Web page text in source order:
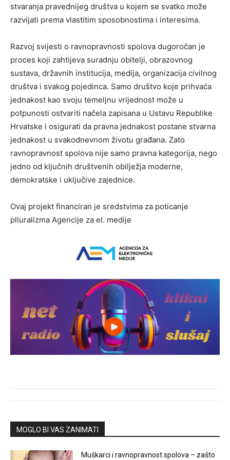
stvaranja pravednijeg društva u kojem se svatko može
razvijati prema vlastitim sposobnostima i interesima.
Razvoj svijesti o ravnopravnosti spolova dugoročan je
proces koji zahtijeva suradnju obitelji, obrazovnog
sustava, državnih institucija, medija, organizacija civilnog
društva i svakog pojedinca. Samo društvo koje prihvaća
jednakost kao svoju temeljnu vrijednost može u
potpunosti ostvariti načela zapisana u Ustavu Republike
Hrvatske i osigurati da pravna jednakost postane stvarna
jednakost u svakodnevnom životu građana. Zato
ravnopravnost spolova nije samo pravna kategorija, nego
jedno od ključnih društvenih obilježja moderne,
demokratske i uključive zajednice.
Ovaj projekt financiran je sredstvima za poticanje
plluralizma Agencije za el. medije
MOGLO BI VAS ZANIMATI
Muškarci i ravnopravnost spolova – zašto